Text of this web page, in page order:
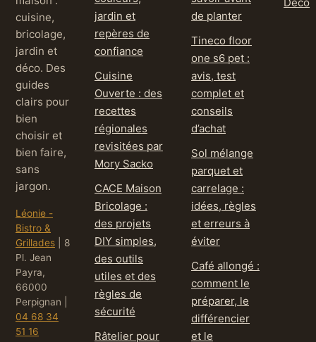
cuisine,
bricolage,
jardin et
déco. Des
guides
clairs pour
bien
choisir et
bien faire,
sans
jargon.
Léonie -
Bistro &
Grillades
8
Pl. Jean
Payra,
66000
Perpignan
04 68 34
51 16
jardin et
repères de
confiance
Cuisine
Ouverte : des
recettes
régionales
revisitées par
Mory Sacko
CACE Maison
Bricolage :
des projets
DIY simples,
des outils
utiles et des
règles de
sécurité
Râtelier pour
de planter
Tineco floor
one s6 pet :
avis, test
complet et
conseils
d’achat
Sol mélange
parquet et
carrelage :
idées, règles
et erreurs à
éviter
Café allongé :
comment le
préparer, le
différencier
et le